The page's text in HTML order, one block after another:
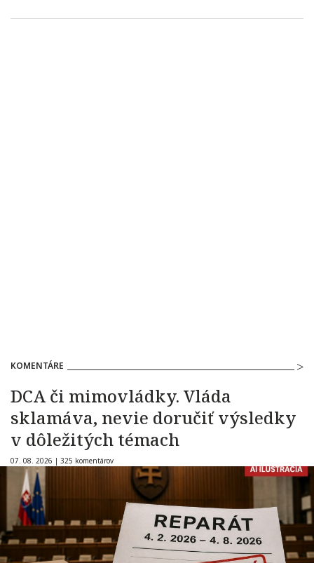
KOMENTÁRE
DCA či mimovládky. Vláda
sklamáva, nevie doručiť výsledky
v dôležitých témach
07. 08. 2026 | 325 komentárov